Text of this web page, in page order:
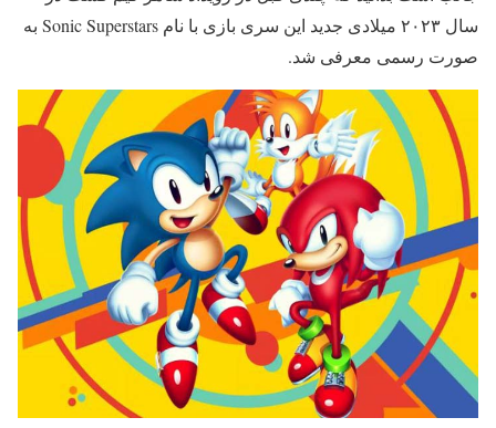
سال ۲۰۲۳ میلادی جدید این سری بازی با نام Sonic Superstars به
صورت رسمی معرفی شد.